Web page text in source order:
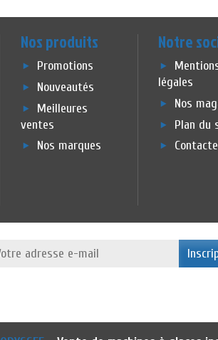
Nos produits
Promotions
Nouveautés
Meilleures
ventes
Nos marques
Notre
légales
Nos
Plan du